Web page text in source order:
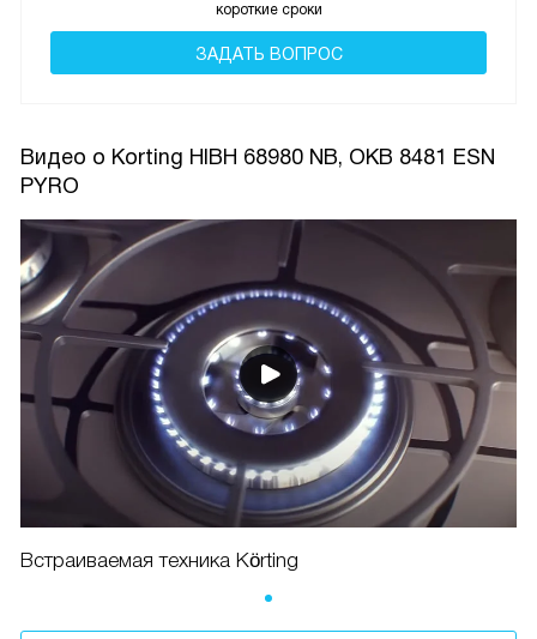
короткие сроки
ЗАДАТЬ ВОПРОС
Видео о Korting HIBH 68980 NB, OKB 8481 ESN
PYRO
Встраиваемая техника Körting